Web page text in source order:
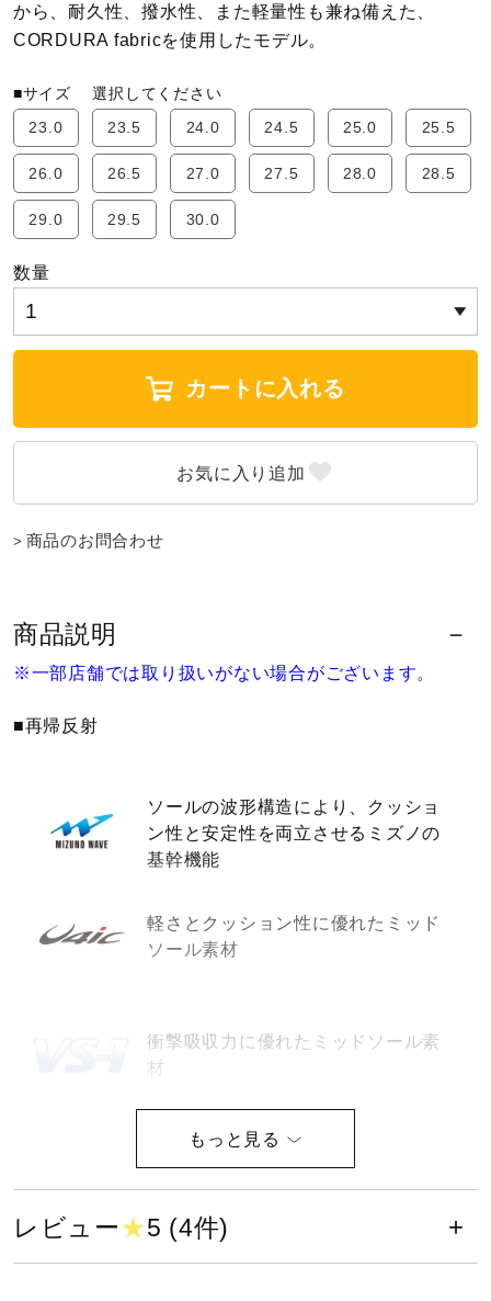
ソフトボール
柔道
ウィンタースポーツ
ウォーキングシューズ
ライフスタイルグッズ
アウトドア／レイン
健康／エクササイズ
ジュニア／キッズ
コラボ／ライセンス
その他
から、耐久性、撥水性、また軽量性も兼ね備えた、
CORDURA fabricを使用したモデル。
■サイズ選択してください
23.0
23.5 24.0 24.5 25.0 25.5
26.0 26.5 27.0 27.5 28.0 28.5
29.0 29.5 30.0
数量
カートに入れる
商品のお問合わせ
商品説明
※一部店舗では取り扱いがない場合がございます。
■再帰反射
ソールの波形構造により、クッショ
ン性と安定性を両立させるミズノの
基幹機能
軽さとクッション性に優れたミッド
ソール素材
衝撃吸収力に優れたミッドソール素
材
レビュー★5 (4件)